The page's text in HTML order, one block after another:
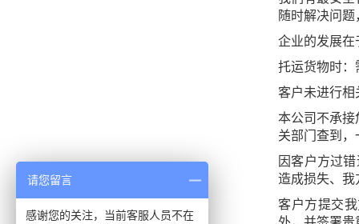
随时解决问
企业的发展在
托运货物时：
客户未进行相
本公司不承接
关部门查到
因客户方过
造成损失、 我
客户方提交
请您留言
感谢您的关注，当前客服人员不在